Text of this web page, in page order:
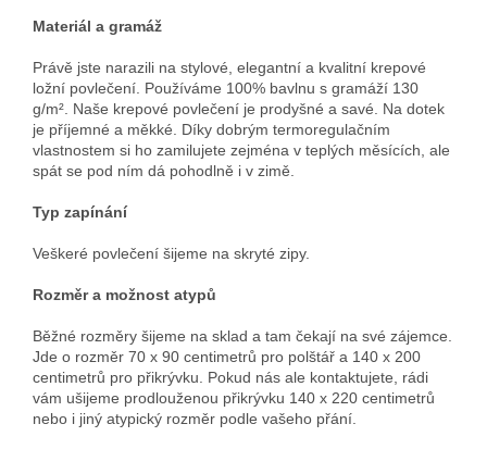
Materiál a gramáž
Právě jste narazili na stylové, elegantní a kvalitní krepové
ložní povlečení. Používáme 100% bavlnu s gramáží 130
g/m². Naše krepové povlečení je prodyšné a savé. Na dotek
je příjemné a měkké. Díky dobrým termoregulačním
vlastnostem si ho zamilujete zejména v teplých měsících, ale
spát se pod ním dá pohodlně i v zimě.
Typ zapínání
Veškeré povlečení šijeme na skryté zipy.
Rozměr a možnost atypů
Běžné rozměry šijeme na sklad a tam čekají na své zájemce.
Jde o rozměr 70 x 90 centimetrů pro polštář a 140 x 200
centimetrů pro přikrývku. Pokud nás ale kontaktujete, rádi
vám ušijeme prodlouženou přikrývku 140 x 220 centimetrů
nebo i jiný atypický rozměr podle vašeho přání.